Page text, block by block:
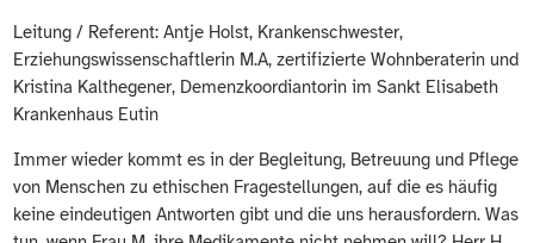
Leitung / Referent: Antje Holst, Krankenschwester,
Erziehungswissenschaftlerin M.A, zertifizierte Wohnberaterin und
Kristina Kalthegener, Demenzkoordiantorin im Sankt Elisabeth
Krankenhaus Eutin
Immer wieder kommt es in der Begleitung, Betreuung und Pflege
von Menschen zu ethischen Fragestellungen, auf die es häufig
keine eindeutigen Antworten gibt und die uns herausfordern. Was